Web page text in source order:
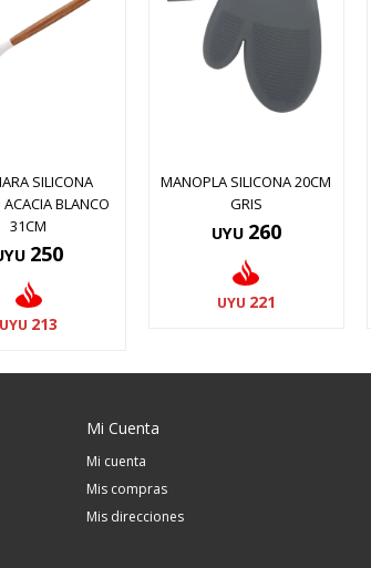
SILICONA
BLANCO
31CM
250
UYU 213
MANOPLA SILICONA 20CM
GRIS
UYU 260
UYU 221
Mi Cuenta
Mi cuenta
Mis compras
Mis direcciones